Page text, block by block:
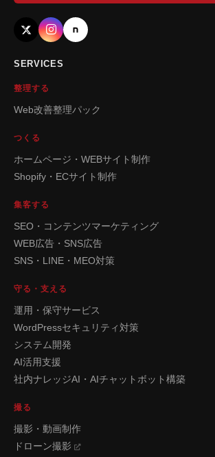
SERVICES
整理する
Web改善整理パック
つくる
ホームページ・WEBサイト制作
Shopify・ECサイト制作
集客する
SEO・コンテンツマーケティング
WEB広告・SNS広告
SNS・LINE・MEO対策
守る・支える
運用・保守サービス
WordPressセキュリティ対策
システム開発
AI活用支援
社内ナレッジAI・AIチャットボット構築
撮る
撮影・動画制作
ドローン撮影